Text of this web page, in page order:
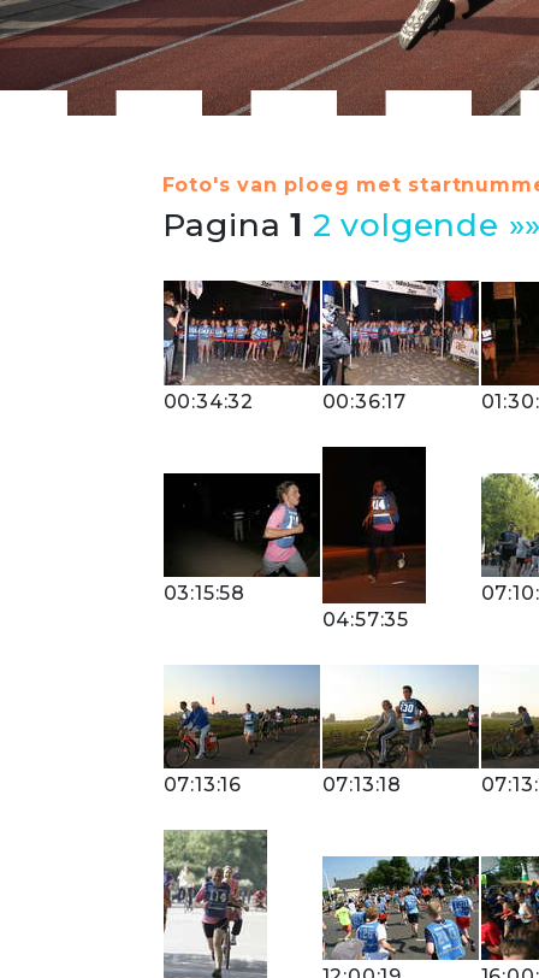
Foto's van ploeg met
Pagina1 2 volgende
00:34:32 00:36:17
03:15:58
04:57:35
07:13:16 07:13:18